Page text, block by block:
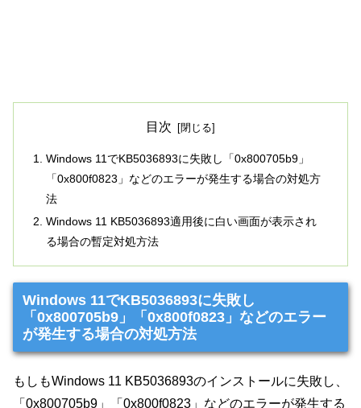
目次
Windows 11でKB5036893に失敗し「0x800705b9」
「0x800f0823」などのエラーが発生する場合の対処方
法
Windows 11 KB5036893適用後に白い画面が表示され
る場合の暫定対処方法
Windows 11でKB5036893に失敗し
「0x800705b9」「0x800f0823」などのエラー
が発生する場合の対処方法
もしもWindows 11 KB5036893のインストールに失敗し、
「0x800705b9」「0x800f0823」などのエラーが発生する